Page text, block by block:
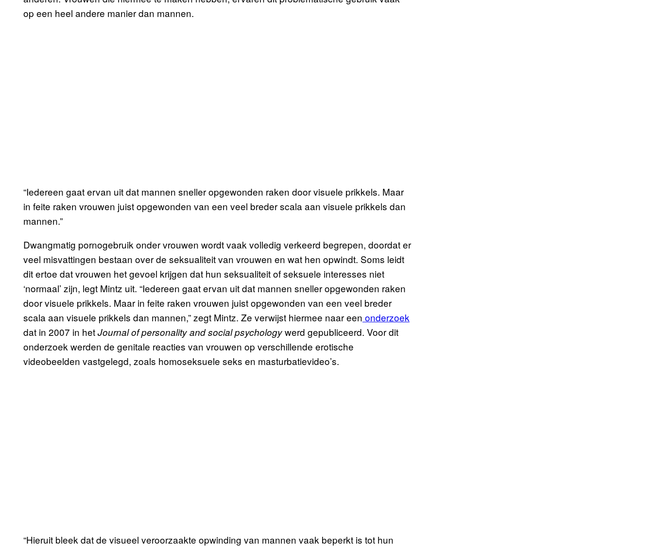
op een heel andere manier dan mannen.
“Iedereen gaat ervan uit dat mannen sneller opgewonden raken door visuele prikkels. Maar
in feite raken vrouwen juist opgewonden van een veel breder scala aan visuele prikkels dan
mannen.”
Dwangmatig pornogebruik onder vrouwen wordt vaak volledig verkeerd begrepen, doordat er
veel misvattingen bestaan over de seksualiteit van vrouwen en wat hen opwindt. Soms leidt
dit ertoe dat vrouwen het gevoel krijgen dat hun seksualiteit of seksuele interesses niet
‘normaal’ zijn, legt Mintz uit. “Iedereen gaat ervan uit dat mannen sneller opgewonden raken
door visuele prikkels. Maar in feite raken vrouwen juist opgewonden van een veel breder
scala aan visuele prikkels dan mannen,” zegt Mintz. Ze verwijst hiermee naar een onderzoek
dat in 2007 in hetJournal of personality and social psychologywerd gepubliceerd. Voor dit
onderzoek werden de genitale reacties van vrouwen op verschillende erotische
videobeelden vastgelegd, zoals homoseksuele seks en masturbatievideo’s.
“Hieruit bleek dat de visueel veroorzaakte opwinding van mannen vaak beperkt is tot hun